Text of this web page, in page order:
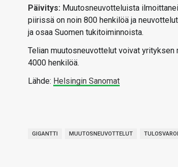
Päivitys: Muutosneuvotteluista
piirissä on noin 800 henkilöä ja
ja osaa Suomen tukitoiminnoista.
Telian muutosneuvottelut voivat yrityksen
4000 henkilöä.
Lähde: Helsingin Sanomat
GIGANTTI MUUTOSNEUVOTTELUT